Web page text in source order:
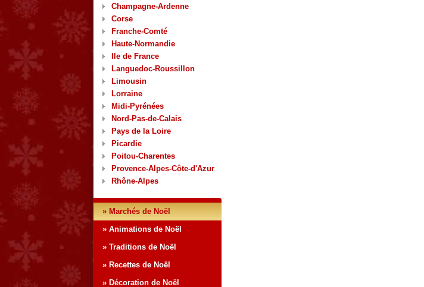
Champagne-Ardenne
Corse
Franche-Comté
Haute-Normandie
Ile de France
Languedoc-Roussillon
Limousin
Lorraine
Midi-Pyrénées
Nord-Pas-de-Calais
Pays de la Loire
Picardie
Poitou-Charentes
Provence-Alpes-Côte-d'Azur
Rhône-Alpes
» Marchés de Noël
» Animations de Noël
» Traditions de Noël
» Recettes de Noël
» Décoration de Noël